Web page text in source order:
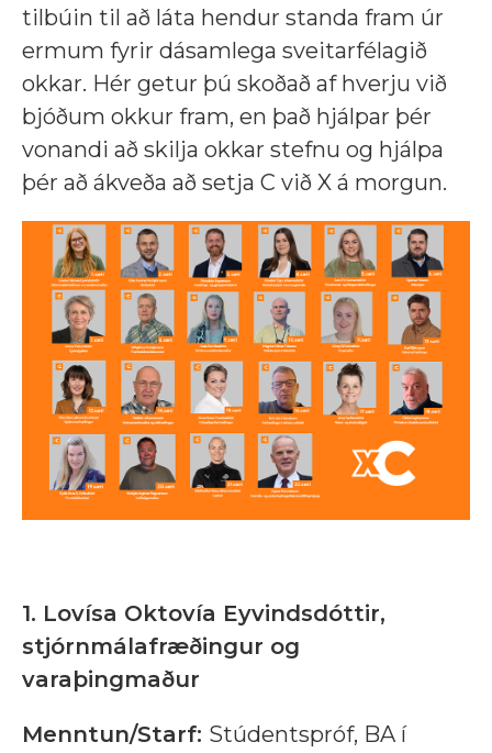
tilbúin til að láta hendur standa fram úr
ermum fyrir dásamlega sveitarfélagið
okkar. Hér getur þú skoðað af hverju við
bjóðum okkur fram, en það hjálpar þér
vonandi að skilja okkar stefnu og hjálpa
þér að ákveða að setja C við X á morgun.
1. Lovísa Oktovía Eyvindsdóttir,
stjórnmálafræðingur og
varaþingmaður
Menntun/Starf: Stúdentspróf, BA í